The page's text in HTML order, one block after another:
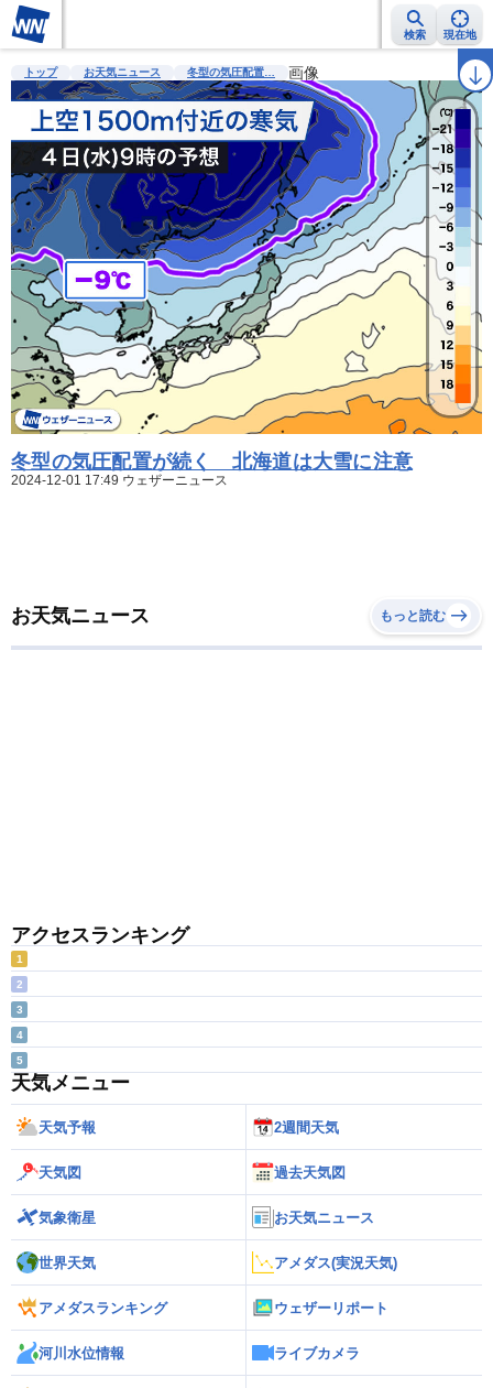
検索 現在地
雨雲レーダー 台風情報 地震情報 警報・注意報 ラ
トップ お天気ニュース 冬型の気圧配置… 画像
冬型の気圧配置が続く 北海道は大雪に注意
2024-12-01 17:49 ウェザーニュース
お天気ニュース もっと読む
アクセスランキング
1
2
3
4
5
天気メニュー
天気予報 2週間天気
天気図 過去天気図
気象衛星 お天気ニュース
世界天気 アメダス(実況天気)
アメダスランキング ウェザーリポート
河川水位情報 ライブカメラ